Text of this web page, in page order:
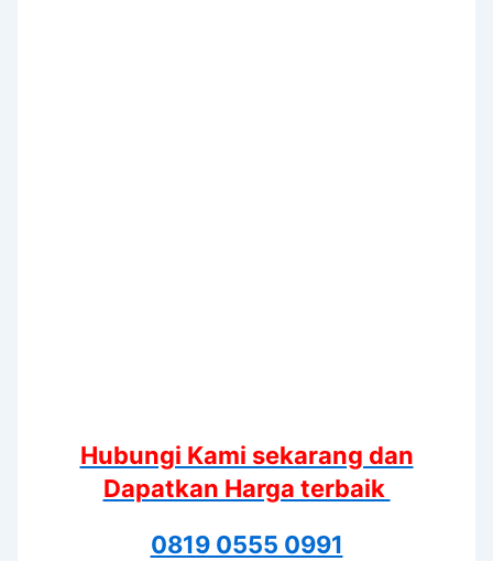
Hubungi Kami sekarang dan
Dapatkan Harga terbaik
0819 0555 0991